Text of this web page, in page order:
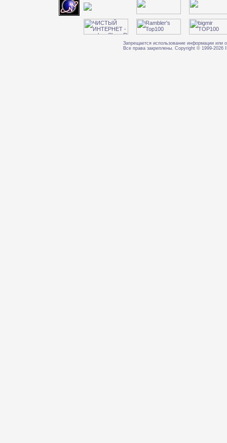
Запрещается использование информации или
Все права закреплены. Copyright © 1999-